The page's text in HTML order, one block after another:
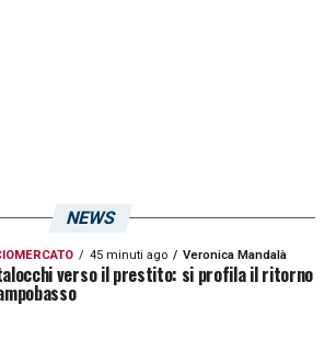
NEWS
45 minuti ago Veronica Mandalà
verso il prestito: si profila il ritorno